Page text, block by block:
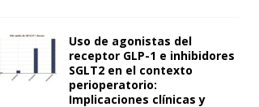
Uso de agonistas del
receptor GLP-1 e inhibidores
SGLT2 en el contexto
perioperatorio:
Implicaciones clínicas y